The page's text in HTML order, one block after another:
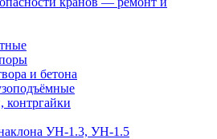
и бетона
контргайки
УН-1.3, УН-1.5